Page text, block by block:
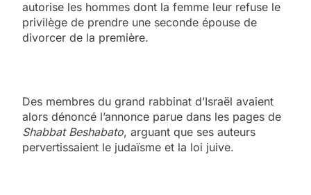
autorise les hommes dont la femme leur refuse le
privilège de prendre une seconde épouse de
divorcer de la première.
Des membres du grand rabbinat d’Israël avaient
alors dénoncé l’annonce parue dans les pages de
Shabbat Beshabato, arguant que ses auteurs
pervertissaient le judaïsme et la loi juive.